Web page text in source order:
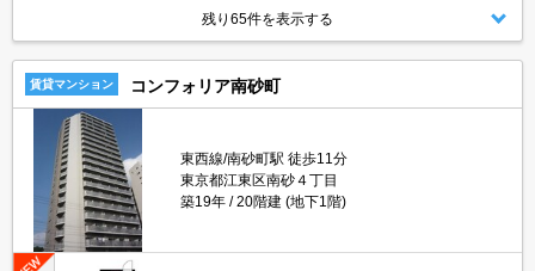
残り65件を表示する
賃貸マンション コンフォリア南砂町
東西線/南砂町駅 徒歩11分
東京都江東区南砂４丁目
築19年
20階建 (地下1階)